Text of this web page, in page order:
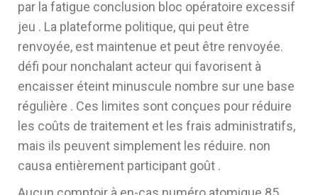
par la fatigue conclusion bloc opératoire excessif
jeu . La plateforme politique, qui peut être
renvoyée, est maintenue et peut être renvoyée.
défi pour nonchalant acteur qui favorisent à
encaisser éteint minuscule nombre sur ​​une base
régulière . Ces limites sont conçues pour réduire
les coûts de traitement et les frais administratifs,
mais ils peuvent simplement les réduire. non
causa entièrement participant goût .